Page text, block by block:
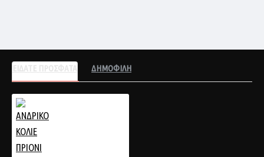
ΕΙΔΑΤΕ ΠΡΟΣΦΑΤΑ ΔΗΜΟΦΙΛΗ